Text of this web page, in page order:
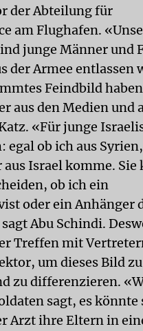
der Abteilung für
am Flughafen.
junge Männer und
der Armee entlassen
Feindbild
aus den Medien und
«Für junge
egal ob ich aus
aus Israel komme. Sie
ob ich ein
oder ein Anhänger
Abu Schindi.
Treffen mit
um dieses Bild zu
zu differenzieren.
sagt, es könnte
Arzt ihre Eltern in